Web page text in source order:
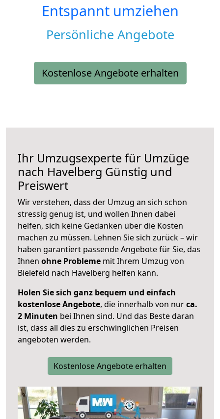
Entspannt umziehen
Persönliche Angebote
Kostenlose Angebote erhalten
Ihr Umzugsexperte für Umzüge
nach Havelberg Günstig und
Preiswert
Wir verstehen, dass der Umzug an sich schon
stressig genug ist, und wollen Ihnen dabei
helfen, sich keine Gedanken über die Kosten
machen zu müssen. Lehnen Sie sich zurück – wir
haben garantiert passende Angebote für Sie, das
Ihnen ohne Probleme mit Ihrem Umzug von
Bielefeld nach Havelberg helfen kann.
Holen Sie sich ganz bequem und einfach
kostenlose Angebote, die innerhalb von nurca.
2 Minuten bei Ihnen sind. Und das Beste daran
ist, dass all dies zu erschwinglichen Preisen
angeboten werden.
Kostenlose Angebote erhalten